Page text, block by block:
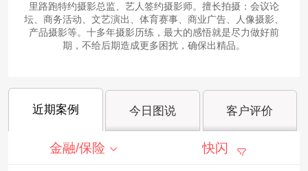
里路跑特约摄影总监、艺人签约摄影师。擅长拍摄：会议论
坛、商务活动、文艺演出、体育赛事、商业广告、人像摄影、
产品摄影等。十多年摄影历练，最大的感悟就是尽力做好前
期，不给后期造成更多困扰，确保出精品。
近期案例 今日图说 客户评价
金融/保险 快闪